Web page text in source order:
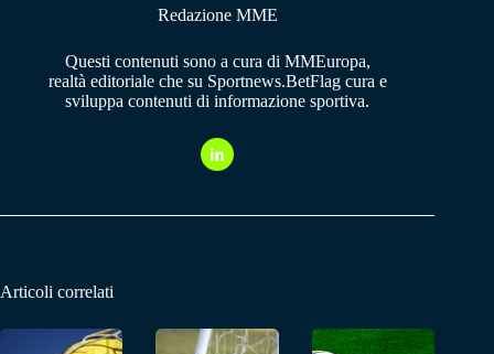
Redazione MME
Questi contenuti sono a cura di MMEuropa,
realtà editoriale che su Sportnews.BetFlag cura e
sviluppa contenuti di informazione sportiva.
Articoli correlati